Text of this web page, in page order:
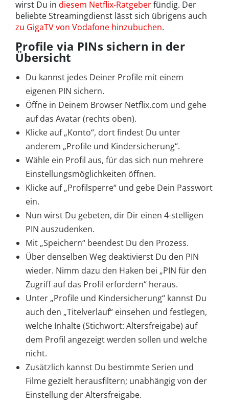
wirst Du in diesem Netflix-Ratgeberfündig. Der
beliebte Streamingdienst lässt sich übrigens auch
zu GigaTV von Vodafone hinzubuchen.
Profile via PINs sichern in der
Übersicht
Du kannst jedes Deiner Profile mit einem
eigenen PIN sichern.
Öffne in Deinem Browser Netflix.com und gehe
auf das Avatar (rechts oben).
Klicke auf „Konto“, dort findest Du unter
anderem „Profile und Kindersicherung“.
Wähle ein Profil aus, für das sich nun mehrere
Einstellungsmöglichkeiten öffnen.
Klicke auf „Profilsperre“ und gebe Dein Passwort
ein.
Nun wirst Du gebeten, dir Dir einen 4-stelligen
PIN auszudenken.
Mit „Speichern“ beendest Du den Prozess.
Über denselben Weg deaktivierst Du den PIN
wieder. Nimm dazu den Haken bei „PIN für den
Zugriff auf das Profil erfordern“ heraus.
Unter „Profile und Kindersicherung“ kannst Du
auch den „Titelverlauf“ einsehen und festlegen,
welche Inhalte (Stichwort: Altersfreigabe) auf
dem Profil angezeigt werden sollen und welche
nicht.
Zusätzlich kannst Du bestimmte Serien und
Filme gezielt herausfiltern; unabhängig von der
Einstellung der Altersfreigabe.